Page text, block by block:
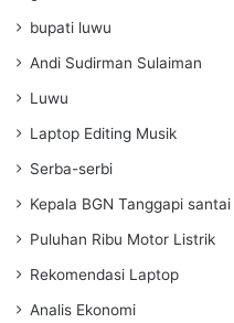
bupati luwu
Andi Sudirman Sulaiman
Luwu
Laptop Editing Musik
Serba-serbi
Kepala BGN Tanggapi santai
Puluhan Ribu Motor Listrik
Rekomendasi Laptop
Analis Ekonomi